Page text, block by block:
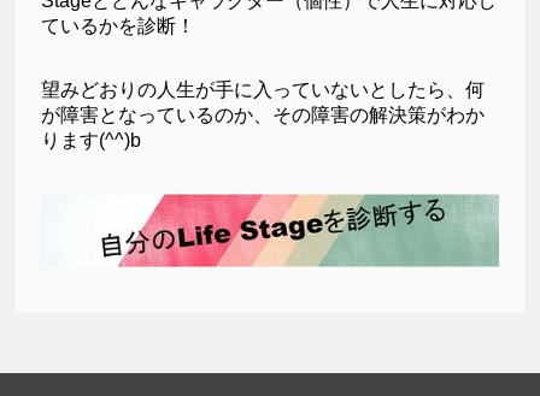
ているかを診断！
望みどおりの人生が手に入っていないとしたら、何
が障害となっているのか、その障害の解決策がわか
ります(^^)b